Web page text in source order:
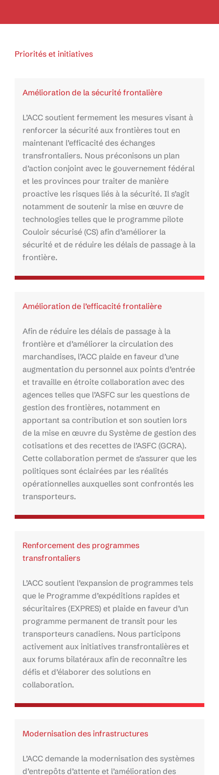
Priorités et initiatives
Amélioration de la sécurité frontalière
L’ACC soutient fermement les mesures visant à
renforcer la sécurité aux frontières tout en
maintenant l’efficacité des échanges
transfrontaliers. Nous préconisons un plan
d’action conjoint avec le gouvernement fédéral
et les provinces pour traiter de manière
proactive les risques liés à la sécurité. Il s’agit
notamment de soutenir la mise en œuvre de
technologies telles que le programme pilote
Couloir sécurisé (CS) afin d’améliorer la
sécurité et de réduire les délais de passage à la
frontière.
Amélioration de l’efficacité frontalière
Afin de réduire les délais de passage à la
frontière et d’améliorer la circulation des
marchandises, l’ACC plaide en faveur d’une
augmentation du personnel aux points d’entrée
et travaille en étroite collaboration avec des
agences telles que l’ASFC sur les questions de
gestion des frontières, notamment en
apportant sa contribution et son soutien lors
de la mise en œuvre du Système de gestion des
cotisations et des recettes de l’ASFC (GCRA).
Cette collaboration permet de s’assurer que les
politiques sont éclairées par les réalités
opérationnelles auxquelles sont confrontés les
transporteurs.
Renforcement des programmes
transfrontaliers
L’ACC soutient l’expansion de programmes tels
que le Programme d’expéditions rapides et
sécuritaires (EXPRES) et plaide en faveur d’un
programme permanent de transit pour les
transporteurs canadiens. Nous participons
activement aux initiatives transfrontalières et
aux forums bilatéraux afin de reconnaître les
défis et d’élaborer des solutions en
collaboration.
Modernisation des infrastructures
L’ACC demande la modernisation des systèmes
d’entrepôts d’attente et l’amélioration des